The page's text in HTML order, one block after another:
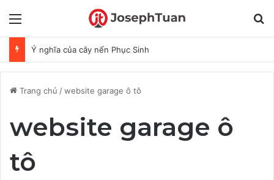
Ý nghĩa của cây nến Phục Sinh
Trang chủ /website garage ô tô
website garage ô
tô